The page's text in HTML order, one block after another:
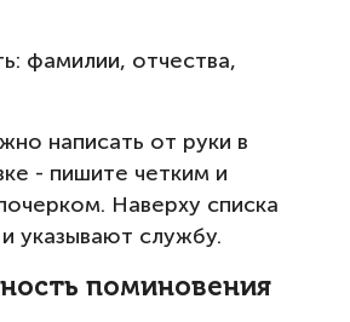
фамилии, отчества,
написать от руки в
- пишите четким и
Наверху списка
указывают службу.
поминовения